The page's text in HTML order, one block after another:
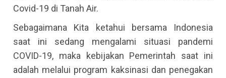
Covid-19 di Tanah Air.
Sebagaimana Kita ketahui bersama Indonesia
saat ini sedang mengalami situasi pandemi
COVID-19, maka kebijakan Pemerintah saat ini
adalah melalui program kaksinasi dan penegakan